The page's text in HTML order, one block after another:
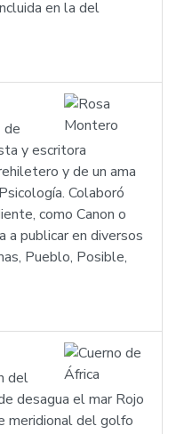
en la del
de
y escritora
y de un ama
Colaboró
como Canon o
a publicar en diversos
Pueblo, Posible,
del
desagua el mar Rojo
meridional del golfo